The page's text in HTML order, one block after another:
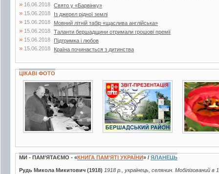
» 16.06.2018 Свято у «Барвінку»
» 15.06.2018 Із джерел рідної землі
» 15.06.2018 Мовний літній табір «щаслива англійська»
» 15.06.2018 Таланти бершадщини отримали грошові премії
» 15.06.2018 Підтримка і любов
» 15.06.2018 Країна починається з дитинства
ЦІКАВІ ФОТО
4 фото 6 фото 6 фото
МИ - ПАМ’ЯТАЄМО - «КНИГА ПАМ’ЯТІ УКРАЇНИ» / ЯЛАНЕЦЬ
Рудь Микола Микитович (1918) 1918 р., українець, селянин. Мобілізований